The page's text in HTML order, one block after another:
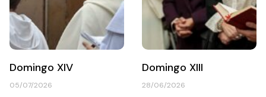
Domingo XIV
05/07/2026
Domingo XIII
28/06/2026